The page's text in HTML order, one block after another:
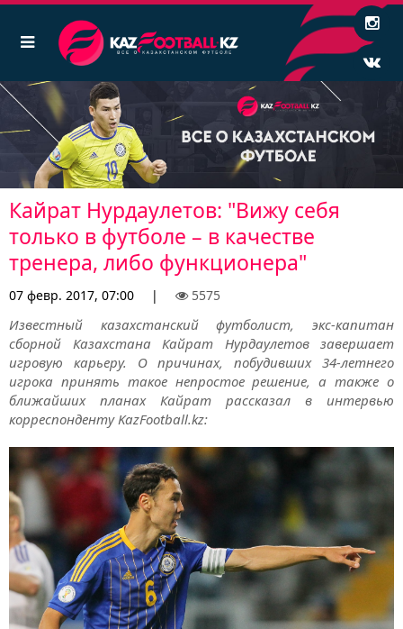
Кайрат Нурдаулетов: "Вижу себя
только в футболе – в качестве
тренера, либо функционера"
07 февр. 2017, 07:00 | 5575
Известный казахстанский футболист, экс-капитан
сборной Казахстана Кайрат Нурдаулетов завершает
игровую карьеру. О причинах, побудивших 34-летнего
игрока принять такое непростое решение, а также о
ближайших планах Кайрат рассказал в интервью
корреспонденту KazFootball.kz: